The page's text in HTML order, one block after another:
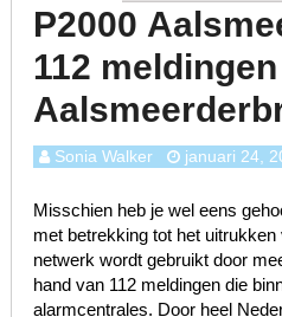
P2000
112 meldingen
Sonia Walker januari 24,
Misschien heb je wel eens
met betrekking tot het
netwerk wordt gebruikt door
hand van 112 meldingen die
alarmcentrales. Door heel